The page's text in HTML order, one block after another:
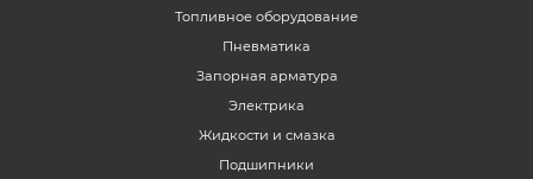
Топливное оборудование
Пневматика
Запорная арматура
Электрика
Жидкости и смазка
Подшипники